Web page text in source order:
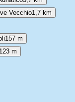
Vecchio1,7 km
157 m
123 m